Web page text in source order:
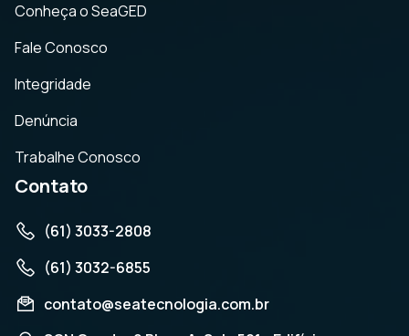
Conheça o SeaGED
Fale Conosco
Integridade
Denúncia
Trabalhe Conosco
Contato
(61) 3033-2808
(61) 3032-6855
contato@seatecnologia.com.br